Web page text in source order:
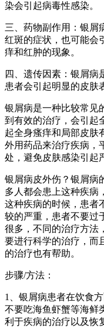
染会引起病毒性感染。
三、药物副作用：银屑
红斑的症状，也可能会
痒和红肿的现象。
四、遗传因素：银屑病
患者会引起明显的皮肤
银屑病是一种比较常见
到有效的治疗，会引起
起全身瘙痒和局部皮肤
外用药品来治疗疾病，
处，避免皮肤感染引起
银屑病皮外伤？银屑病
多人都会患上这种疾病，
这种疾病的时候，患者
较的严重，患者不要过
很多，不同的治疗方法
要进行科学的治疗，而
的治疗也有帮助。
步骤/方法：
1、银屑病患者在饮食
不要吃海鱼虾蟹等海鲜
利于疾病的治疗以及恢